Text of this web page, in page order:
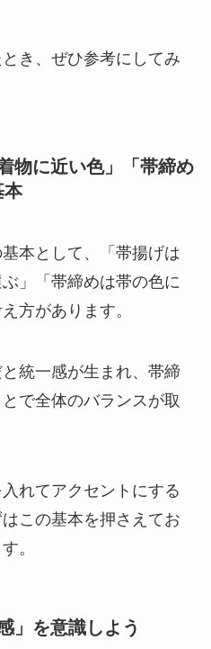
き、ぜひ参考にしてみ
物に近い色」「帯締め
本
本として、「帯揚げは
」「帯締めは帯の色に
方があります。
統一感が生まれ、帯締
で全体のバランスが取
れてアクセントにする
この基本を押さえてお
。
」を意識しよう